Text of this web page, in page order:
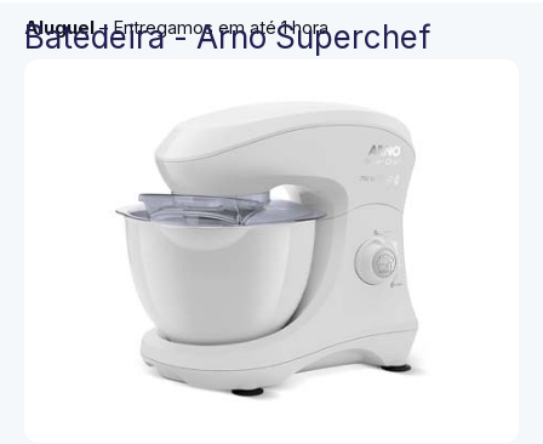
Aluguel– Entregamos em até 1 hora
Batedeira - Arno Superchef